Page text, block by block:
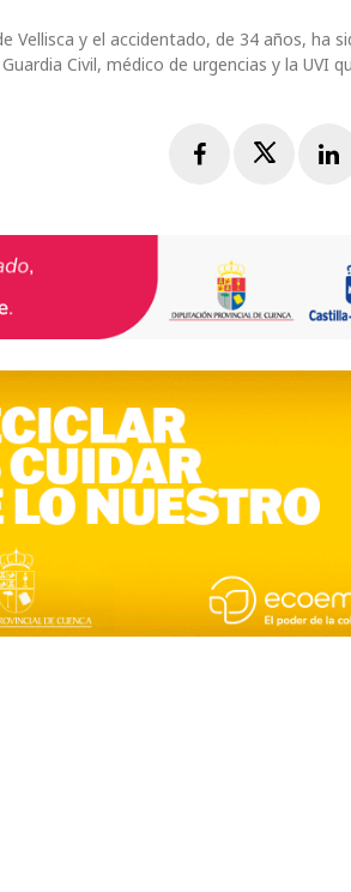
Vellisca y el accidentado, de 34 años, ha
Civil, médico de urgencias y la UVI
Facebook